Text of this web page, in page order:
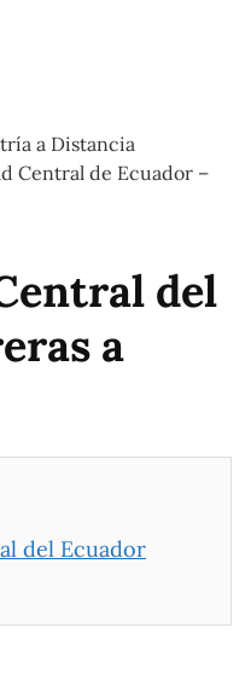
a Distancia
Central de Ecuador –
del
a
del Ecuador